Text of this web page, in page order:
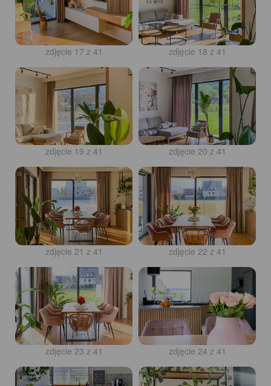
zdjęcie 17 z 41 zdjęcie 18 z 41
zdjęcie 19 z 41 zdjęcie 20 z 41
zdjęcie 21 z 41 zdjęcie 22 z 41
zdjęcie 23 z 41 zdjęcie 24 z 41